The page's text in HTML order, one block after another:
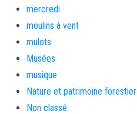
mercredi
moulins à vent
mulots
Musées
musique
Nature et patrimoine forestier
Non classé